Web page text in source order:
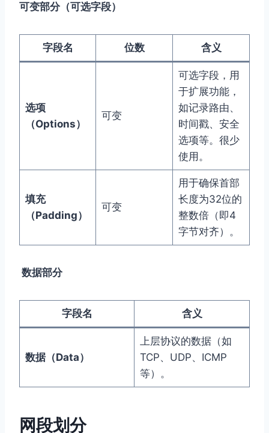
可变部分（可选字段）
字段名 位数 含义
选项
（Options）
可变
可选字段，用
于扩展功能，
如记录路由、
时间戳、安全
选项等。很少
使用。
填充
（Padding）
可变
用于确保首部
长度为32位的
整数倍（即4
字节对齐）。
数据部分
字段名 含义
数据（Data）
上层协议的数据（如
TCP、UDP、ICMP
等）。
⽹段划分